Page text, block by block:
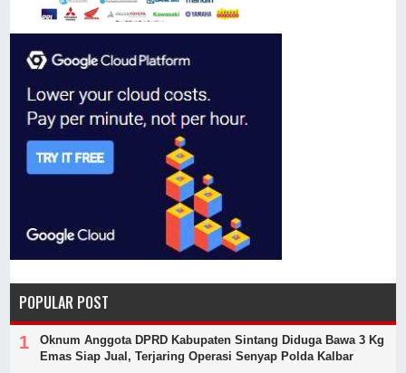
POPULAR POST
Oknum Anggota DPRD Kabupaten Sintang Diduga Bawa 3 Kg
Emas Siap Jual, Terjaring Operasi Senyap Polda Kalbar